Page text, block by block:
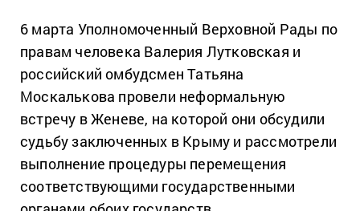
6 марта Уполномоченный Верховной Рады по
правам человека Валерия Лутковская и
российский омбудсмен Татьяна
Москалькова провели неформальную
встречу в Женеве, на которой они обсудили
судьбу заключенных в Крыму и рассмотрели
выполнение процедуры перемещения
соответствующими государственными